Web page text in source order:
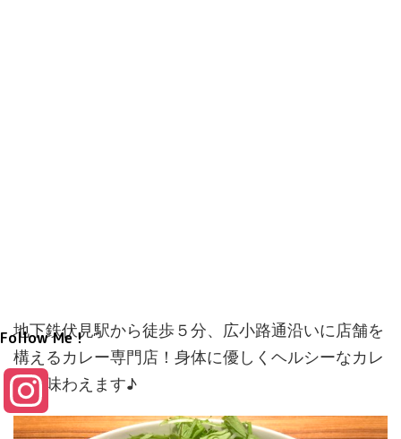
地下鉄伏見駅から徒歩５分、広小路通沿いに店舗を
構えるカレー専門店！身体に優しくヘルシーなカレ
ーが味わえます♪
Follow Me！
I
n